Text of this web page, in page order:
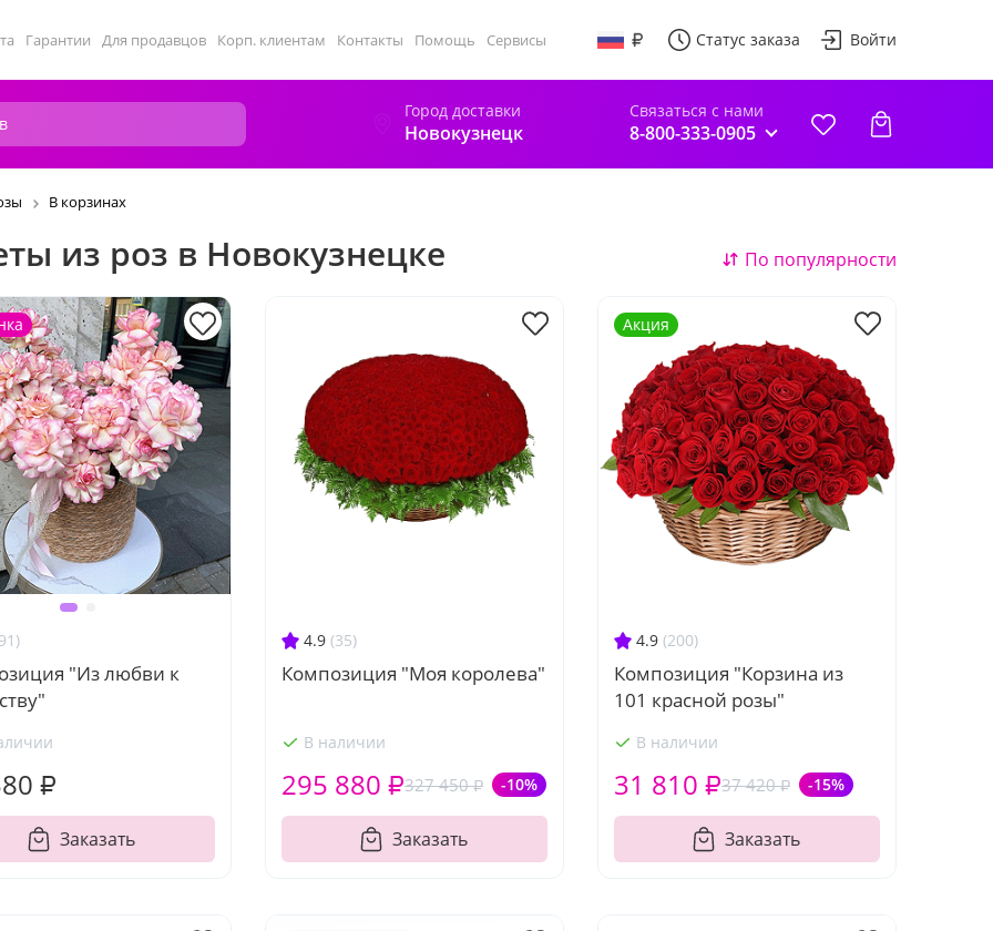
Гарантии Для продавцов Корп. клиентам Контакты Помощь Сервисы Статус заказа Войти
Город доставки
Новокузнецк
Связаться с нами
8-800-333-0905
В корзинах
из роз в Новокузнецке По популярности
"Из любви к
₽
Заказать
4.9 (35)
Композиция "Моя королева"
В наличии
327 450 ₽ -10%
295 880 ₽
Заказать
4.9 (200)
Композиция "Корзина из
101 красной розы"
В наличии
37 420 ₽ -15%
31 810 ₽
Заказать
Акция